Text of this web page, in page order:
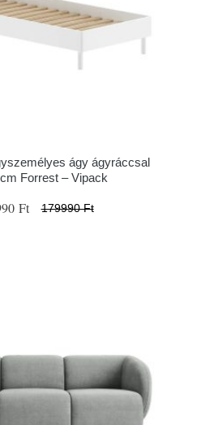
ágy ágyráccsal
Forrest – Vipack
Ft 179990 Ft